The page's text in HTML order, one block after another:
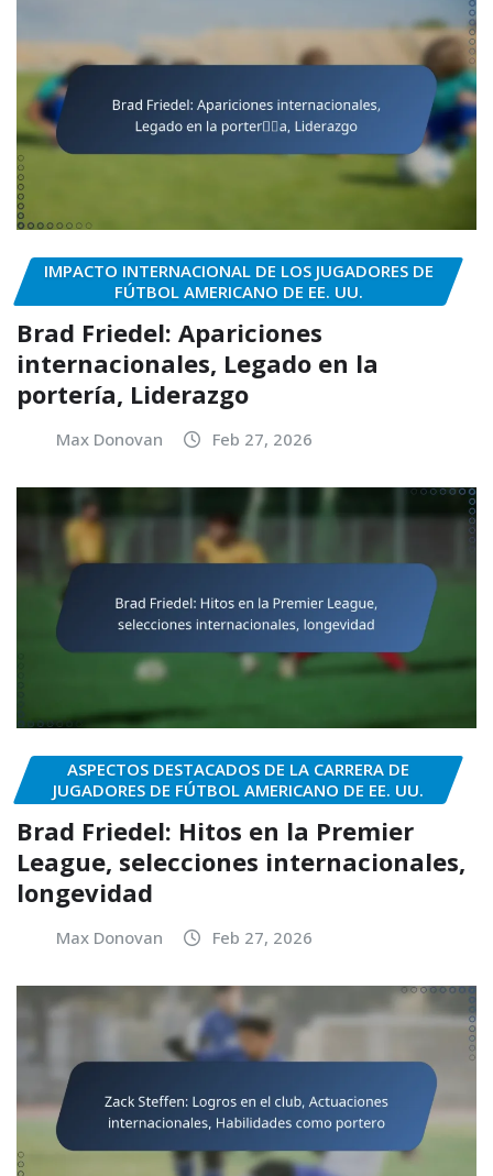
IMPACTO INTERNACIONAL DE LOS JUGADORES DE
FÚTBOL AMERICANO DE EE. UU.
Brad Friedel: Apariciones
internacionales, Legado en la
portería, Liderazgo
Max Donovan Feb 27, 2026
ASPECTOS DESTACADOS DE LA CARRERA DE
JUGADORES DE FÚTBOL AMERICANO DE EE. UU.
Brad Friedel: Hitos en la Premier
League, selecciones internacionales,
longevidad
Max Donovan Feb 27, 2026